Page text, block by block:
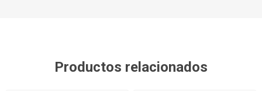
Productos relacionados